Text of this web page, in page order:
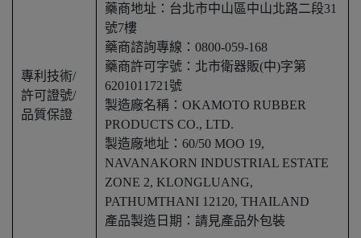
專利技術/
許可證號/
品質保證
藥商地址：台北市中山區中山北路二段31
號7樓
藥商諮詢專線：0800-059-168
藥商許可字號：北市衛器販(中)字第
6201011721號
製造廠名稱：OKAMOTO RUBBER
PRODUCTS CO., LTD.
製造廠地址：60/50 MOO 19,
NAVANAKORN INDUSTRIAL ESTATE
ZONE 2, KLONGLUANG,
PATHUMTHANI 12120, THAILAND
產品製造日期：請見產品外包裝